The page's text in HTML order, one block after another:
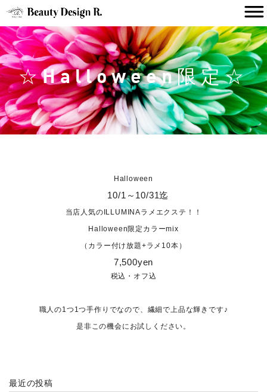
☆Halloween限定☆
Halloween
10/1～10/31迄
当店人気の ILLUMINAラメエクステ！！
Halloween限定カラーmix
（カラー付け放題+ラメ10本）
7,500yen
税込・オフ込
職人の1つ1つ手作りでなので、繊細で上品な輝きです♪
是非この機会にお試しください。
最近の投稿